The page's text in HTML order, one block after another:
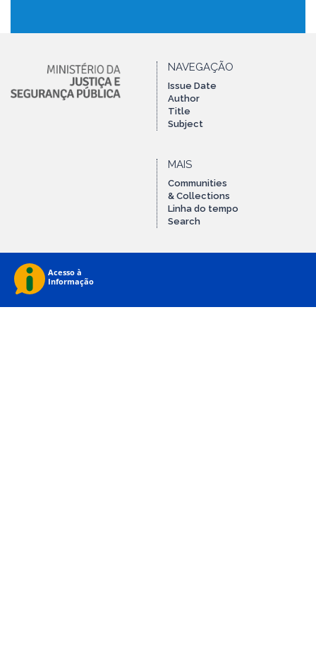
NAVEGAÇÃO
Issue Date
Author
Title
Subject
MAIS
Communities
& Collections
Linha do tempo
Search